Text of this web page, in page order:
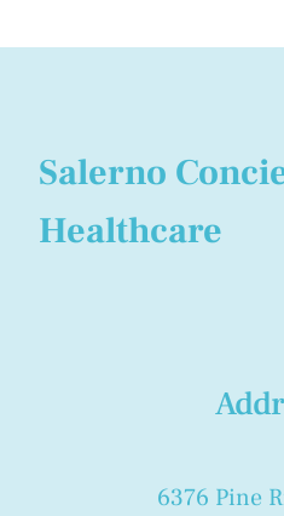
Salerno
Healthcare
6376 Pine